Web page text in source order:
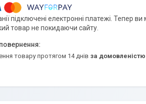
підключені електронні платежі. Тепер
товар не покидаючи сайту.
товару протягом 14 днів за домовленістю